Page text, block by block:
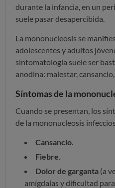
durante la infancia, en un
suele pasar desapercibida.
La mononucleosis se
adolescentes y adultos
sintomatología suele ser
anodina: malestar, cansancio,
Síntomas de la
Cuando se presentan, los
de la mononucleosis
Cansancio
Fiebre
Dolor de garganta (a
amígdalas y dificultad